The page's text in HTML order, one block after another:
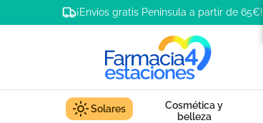
¡Envíos gratis Península a partir de 65€!
Solares
Cosmética y
belleza